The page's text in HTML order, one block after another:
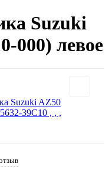
Suzuki
000) левое